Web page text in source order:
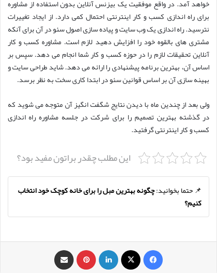
خواهد آمد. در واقع موفقیت یک بیزنس آنلاین بدون استفاده از مشاوره
برای راه اندازی کسب و کار اینترنتی احتمال کمی دارد. از ایجاد تغییرات
نترسید. راه اندازی یک وب سایت و پیاده سازی اصول سئو در آن برای آنکه
مشتری های بالقوه خود را افزایش دهید لازم است. مشاوره کسب و کار
آنلاین تحقیقات لازم را در حوزه کسب و کار شما انجام می دهد. سپس بر
اساس آن، بهترین برنامه پیشنهادی را ارائه می دهد. شاید طراحی سایت و
بهینه سازی آن بر اساس قوانین سئو در ابتدا کاری سخت به نظر برسد.
ولی بعد از چندین ماه با دیدن نتایج شگفت انگیز آن متوجه می شوید که
در گذشته بهترین تصمیم را برای شرکت در جلسه مشاوره راه اندازی
کسب و کار اینترنتی گرفتید.
این مطلب چقدر براتون مفید بود؟
📌 حتما بخوانید:چگونه بهترین مبل را برای خانه کوچک خود انتخاب
کنیم؟
فیس بوک ‫پین‌ترست